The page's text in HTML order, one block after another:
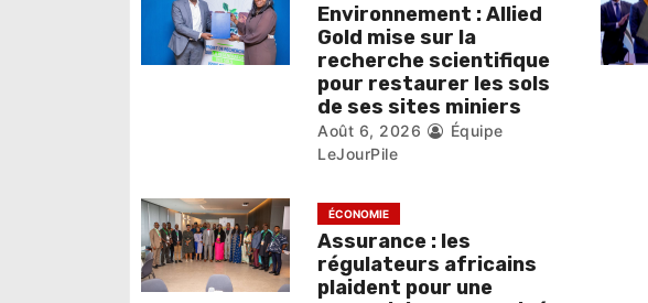
’
t
i
c
Environnement : Allied
Gold mise sur la
recherche scientifique
pour restaurer les sols
de ses sites miniers
Août 6, 2026
Équipe
LeJourPile
ÉCONOMIE
Assurance : les
régulateurs africains
plaident pour une